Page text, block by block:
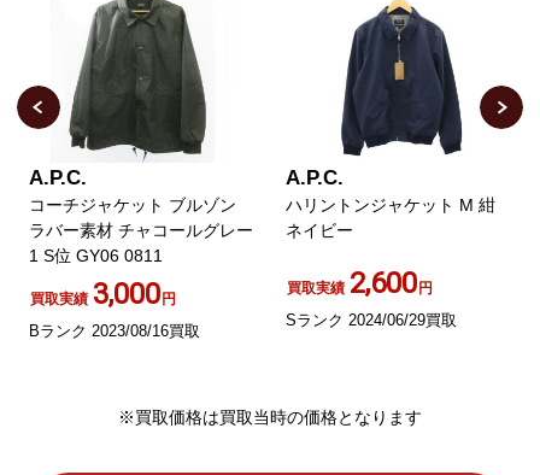
A.P.C.
コーチジャケット ブルゾン
ラバー素材 チャコールグレー
1 S位 GY06 0811
買取実績 3,000円
Bランク 2023/08/16買取
A.P.C.
ハリントンジャケット M 紺
ネイビー
買取実績 2,600円
Sランク 2024/06/29買取
※買取価格は買取当時の価格となります